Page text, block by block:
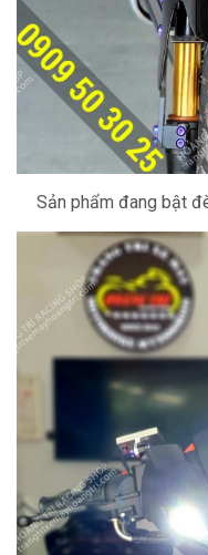
Sản phẩm đang bật